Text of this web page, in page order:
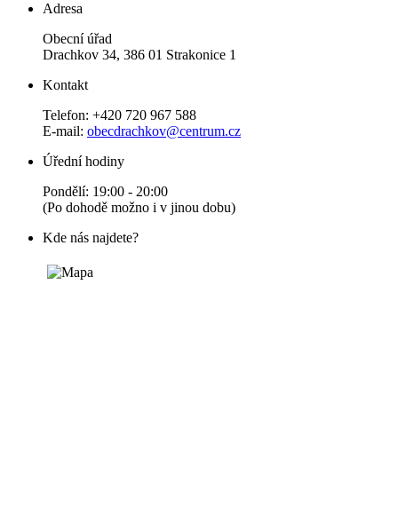
Adresa
Obecní úřad
Drachkov 34, 386 01 Strakonice 1
Kontakt
Telefon: +420 720 967 588
E-mail: obecdrachkov@centrum.cz
Úřední hodiny
Pondělí: 19:00 - 20:00
(Po dohodě možno i v jinou dobu)
Kde nás najdete?